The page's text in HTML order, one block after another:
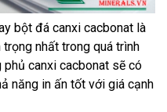
bột đá canxi cacbonat là
nhất trong quá trình
canxi cacbonat sẽ có
năng in ấn tốt với giá cạnh